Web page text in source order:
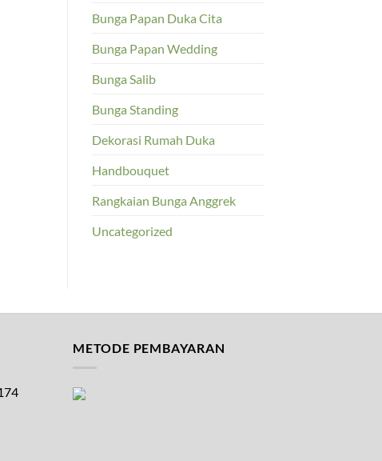
Bunga Papan Duka Cita
Bunga Papan Wedding
Bunga Salib
Bunga Standing
Dekorasi Rumah Duka
Handbouquet
Rangkaian Bunga Anggrek
Uncategorized
METODE PEMBAYARAN